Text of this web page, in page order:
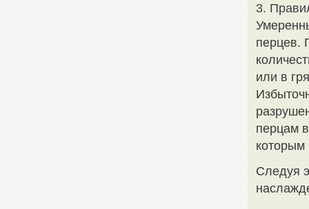
3.
перцев.
или в
перцам
которым
Следуя